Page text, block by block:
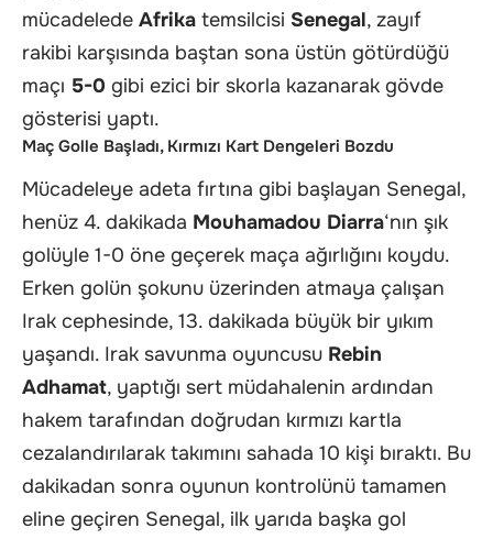
mücadelede Afrika temsilcisi Senegal, zayıf
rakibi karşısında baştan sona üstün götürdüğü
maçı 5-0 gibi ezici bir skorla kazanarak gövde
gösterisi yaptı.
Maç Golle Başladı, Kırmızı Kart Dengeleri Bozdu
Mücadeleye adeta fırtına gibi başlayan Senegal,
henüz 4. dakikada Mouhamadou Diarra‘nın şık
golüyle 1-0 öne geçerek maça ağırlığını koydu.
Erken golün şokunu üzerinden atmaya çalışan
Irak cephesinde, 13. dakikada büyük bir yıkım
yaşandı. Irak savunma oyuncusu Rebin
Adhamat, yaptığı sert müdahalenin ardından
hakem tarafından doğrudan kırmızı kartla
cezalandırılarak takımını sahada 10 kişi bıraktı. Bu
dakikadan sonra oyunun kontrolünü tamamen
eline geçiren Senegal, ilk yarıda başka gol